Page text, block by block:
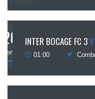
26 INTER BOCAGE FC 3
01:00